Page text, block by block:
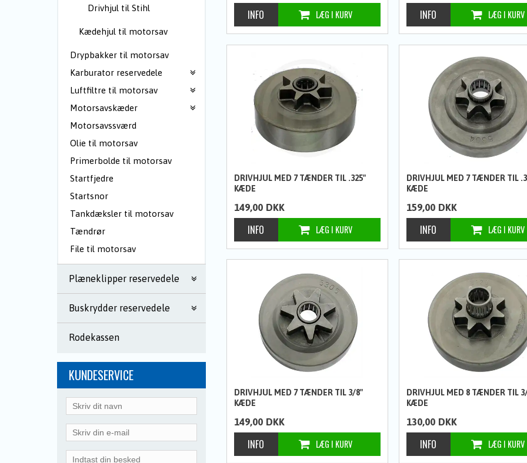
Drivhjul til Stihl
Kædehjul til motorsav
Drypbakker til motorsav
Karburator reservedele
Luftfiltre til motorsav
Motorsavskæder
Motorsavssværd
Olie til motorsav
Primerbolde til motorsav
Startfjedre
Startsnor
Tankdæksler til motorsav
Tændrør
File til motorsav
Plæneklipper reservedele
Buskrydder reservedele
Rodekassen
KUNDESERVICE
DRIVHJUL MED 7 TÆNDER TIL .325"
KÆDE
149,00 DKK
DRIVHJUL MED 7 TÆNDER TIL
KÆDE
159,00 DKK
DRIVHJUL MED 7 TÆNDER TIL 3/8"
KÆDE
149,00 DKK
DRIVHJUL MED 8 TÆNDER TIL
KÆDE
130,00 DKK